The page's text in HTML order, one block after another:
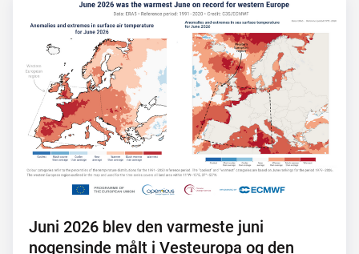
Juni 2026 blev den varmeste juni
nogensinde målt i Vesteuropa og den